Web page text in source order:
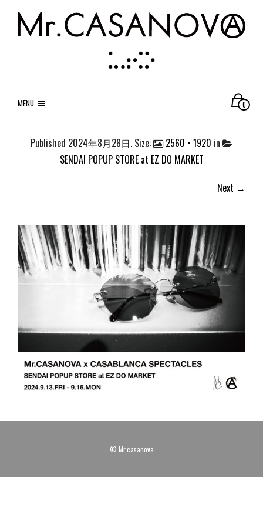
MENU 0
Published 2024年8月28日. Size: 2560 × 1920 in
SENDAI POPUP STORE at EZ DO MARKET
Next →
© Mr.casanova